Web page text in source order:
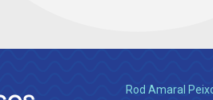
Rod Amaral